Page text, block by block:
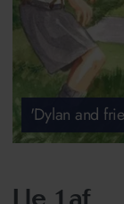
'Dylan and
Lle 1af